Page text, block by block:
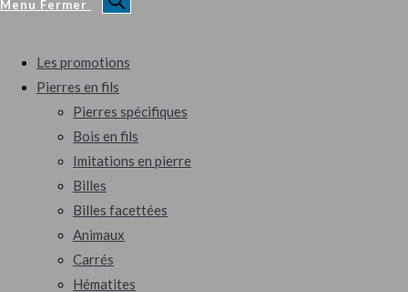
Menu Fermer
Les promotions
Pierres en fils
Pierres spécifiques
Bois en fils
Imitations en pierre
Billes
Billes facettées
Animaux
Carrés
Hématites